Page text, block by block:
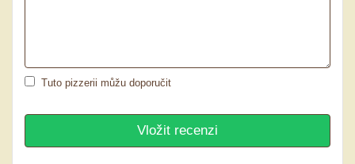
Tuto pizzerii můžu doporučit